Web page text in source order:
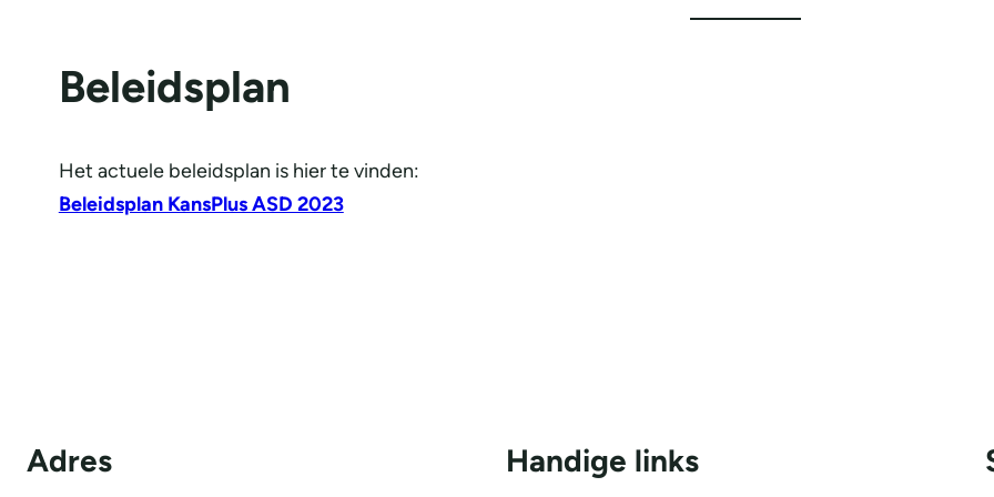
Beleidsplan
Het actuele beleidsplan is hier te vinden:
Beleidsplan KansPlus ASD 2023
Adres Handige links